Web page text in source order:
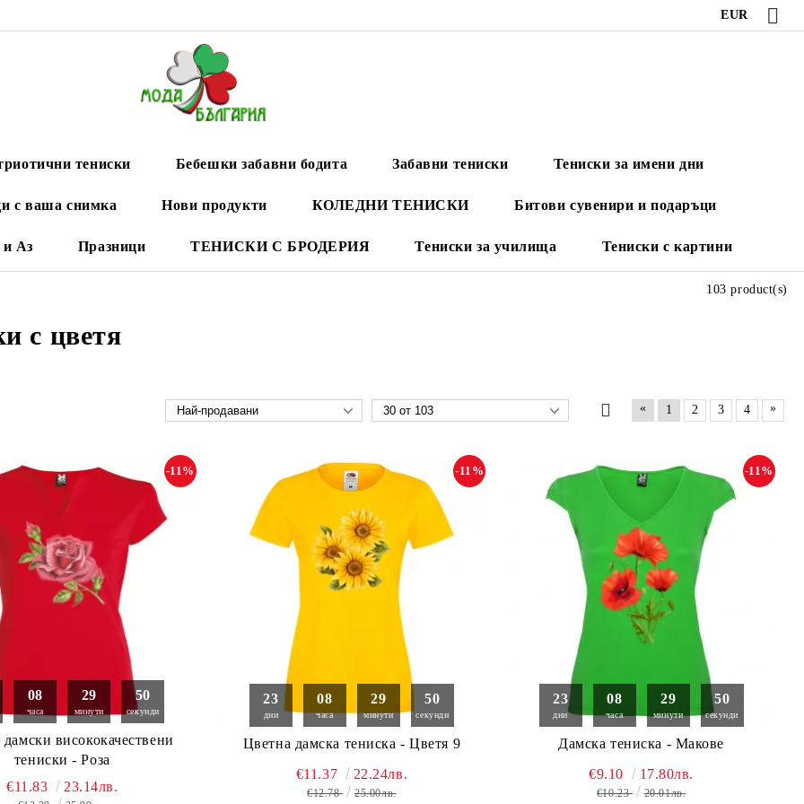
EUR
тениски Бебешки забавни бодита Забавни тениски Тениски за имени дни
с ваша снимка Нови продукти КОЛЕДНИ ТЕНИСКИ Битови сувенири и подаръци
Аз Празници ТЕНИСКИ С БРОДЕРИЯ Тениски за училища Тениски с картини
с цветя
103 product(s)
« 1 2 3 4 »
08
часа
29
минути
49
секунди
висококачествени
тениски - Роза
-11%
€11.83 23.14лв.
23
дни
08
часа
29
минути
49
секунди
Цветна дамска тениска - Цветя 9
-11%
€11.37 22.24лв.
€12.78 25.00лв.
23
дни
08
часа
29
минути
49
секунди
Дамска тениска - Макове
-11%
€9.10 17.80лв.
€10.23 20.01лв.